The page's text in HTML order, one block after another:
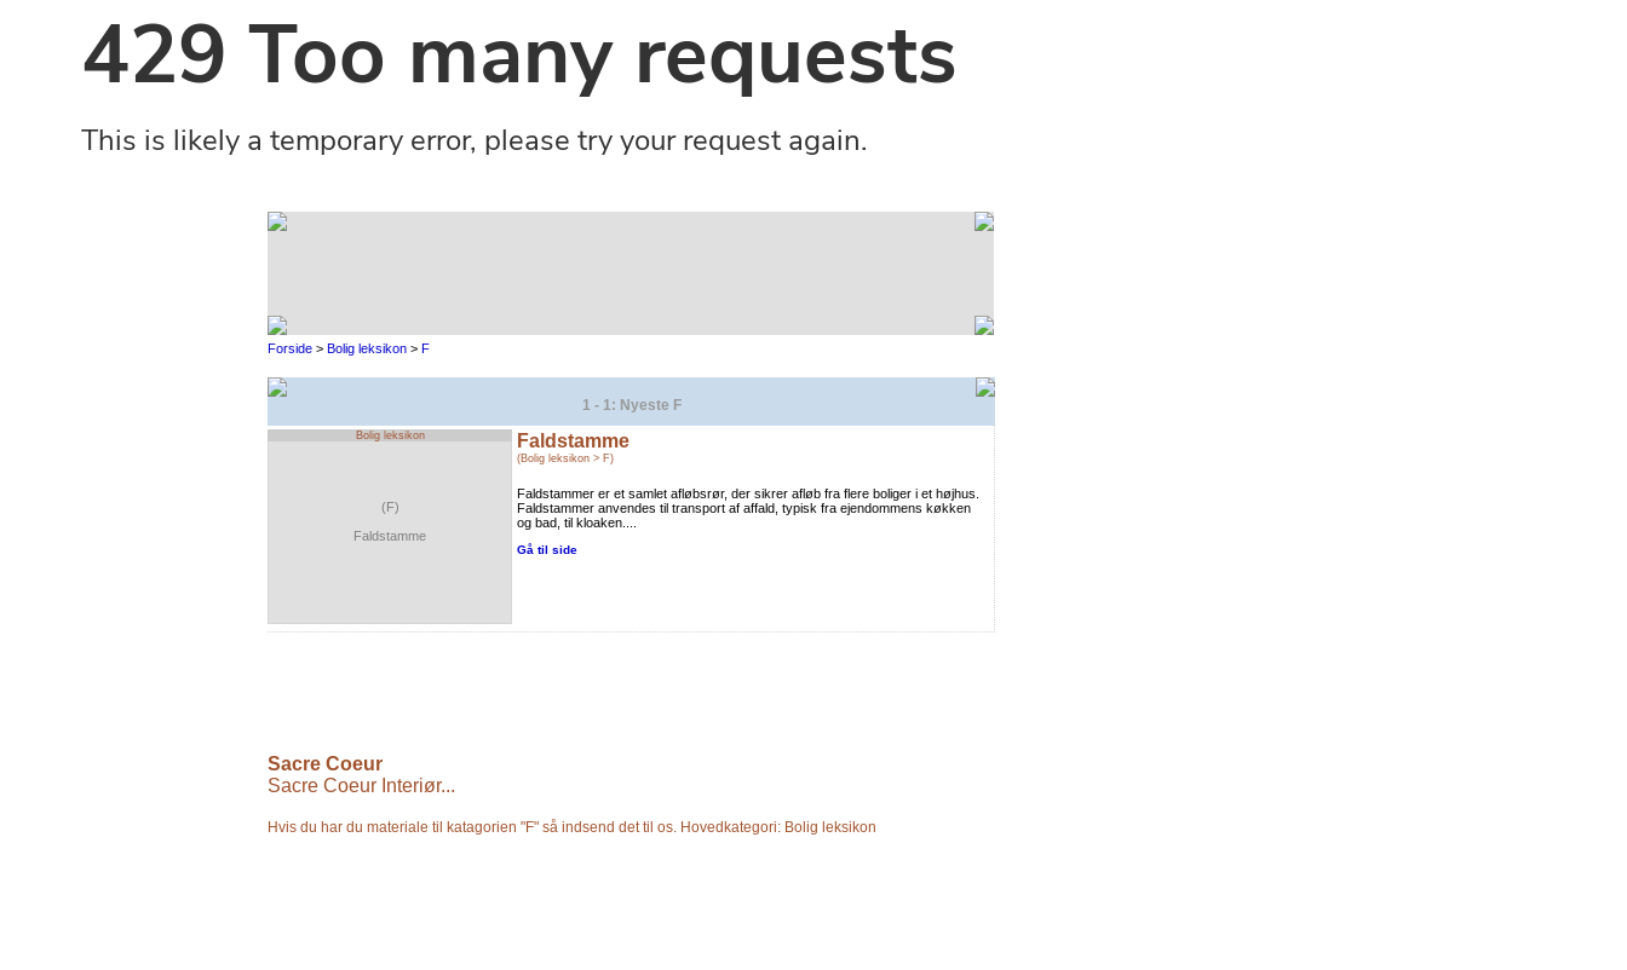
Forside > Bolig leksikon > F
1 - 1: Nyeste F
Bolig leksikon
(F)
Faldstamme
Faldstamme
(Bolig leksikon > F)
Faldstammer er et samlet afløbsrør, der sikrer afløb fra flere boliger i et højhus.
Faldstammer anvendes til transport af affald, typisk fra ejendommens køkken
og bad, til kloaken....
Gå til side
Sacre Coeur
Sacre Coeur Interiør...
Hvis du har du materiale til katagorien "F" så indsend det til os. Hovedkategori: Bolig leksikon